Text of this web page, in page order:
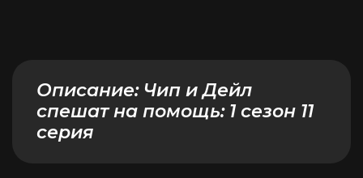
Описание: Чип и Дейл
спешат на помощь: 1 сезон 11
серия